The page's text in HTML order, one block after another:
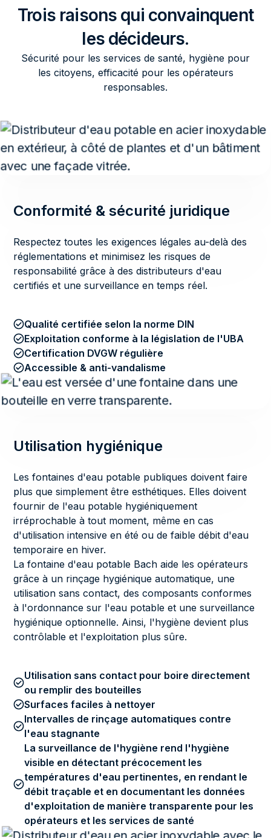
Trois raisons qui convainquent
les décideurs.
Sécurité pour les services de santé, hygiène pour
les citoyens, efficacité pour les opérateurs
responsables.
Conformité & sécurité juridique
Respectez toutes les exigences légales au-delà des
réglementations et minimisez les risques de
responsabilité grâce à des distributeurs d'eau
certifiés et une surveillance en temps réel.
Qualité certifiée selon la norme DIN
Exploitation conforme à la législation de l'UBA
Certification DVGW régulière
Accessible & anti-vandalisme
Utilisation hygiénique
Les fontaines d'eau potable publiques doivent faire
plus que simplement être esthétiques. Elles doivent
fournir de l'eau potable hygiéniquement
irréprochable à tout moment, même en cas
d'utilisation intensive en été ou de faible débit d'eau
temporaire en hiver.
La fontaine d'eau potable Bach aide les opérateurs
grâce à un rinçage hygiénique automatique, une
utilisation sans contact, des composants conformes
à l'ordonnance sur l'eau potable et une surveillance
hygiénique optionnelle. Ainsi, l'hygiène devient plus
contrôlable et l'exploitation plus sûre.
Utilisation sans contact pour boire directement
ou remplir des bouteilles
Surfaces faciles à nettoyer
Intervalles de rinçage automatiques contre
l'eau stagnante
La surveillance de l'hygiène rend l'hygiène
visible en détectant précocement les
températures d'eau pertinentes, en rendant le
débit traçable et en documentant les données
d'exploitation de manière transparente pour les
opérateurs et les services de santé